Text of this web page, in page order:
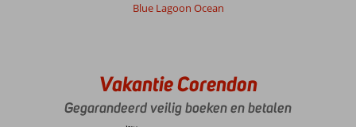
Blue Lagoon Ocean
Vakantie Corendon
Gegarandeerd veilig boeken en betalen